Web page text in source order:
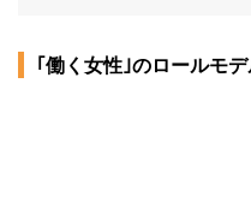
｢働く女性｣のロールモ